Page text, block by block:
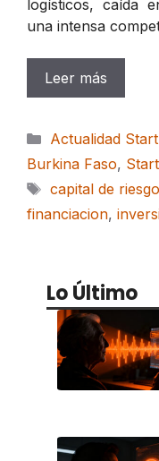
logísticos, caída
una intensa
Leer más
Categorías
Actualidad
Burkina Faso,
Etiquetas
capital de riesgo
financiacion,
Lo Último